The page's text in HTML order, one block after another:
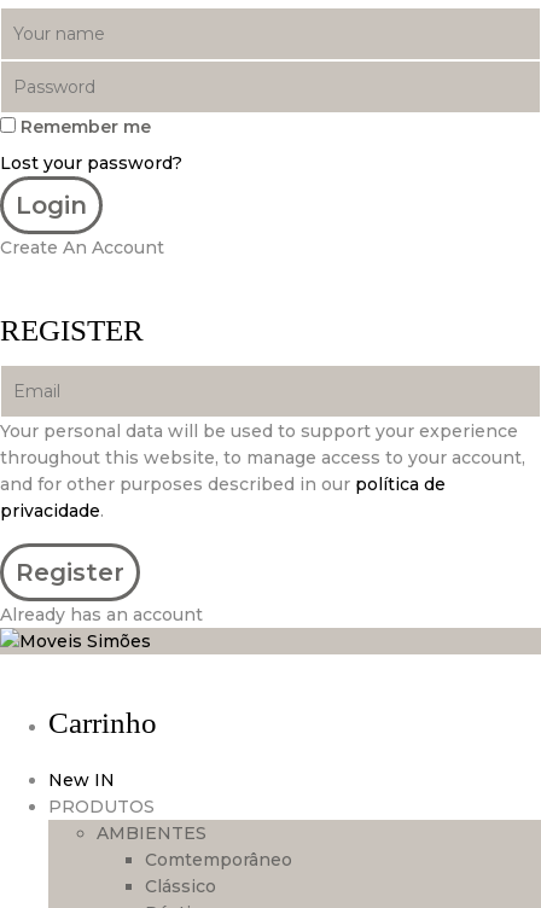
Remember me
Lost your password?
Create An Account
REGISTER
Your personal data will be used to support your experience
throughout this website, to manage access to your account,
and for other purposes described in our política de
privacidade.
Already has an account
Carrinho
New IN
PRODUTOS
AMBIENTES
Comtemporâneo
Clássico